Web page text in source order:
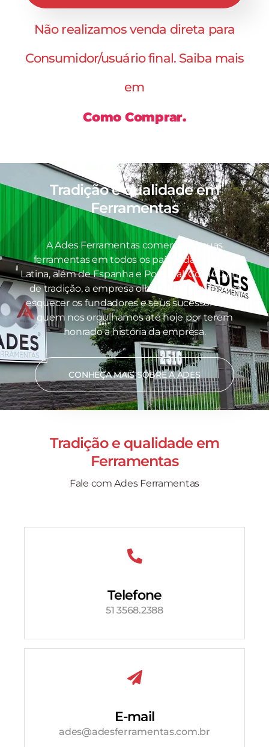
Não realizamos venda direta para
Consumidor/usuário final. Saiba mais
em
Como Comprar.
Tradição e qualidade em
Ferramentas
A Ades Ferramentas comercializa suas
ferramentas em todos os países da América
Latina, além de Espanha e Portugal. Com 70 anos
de tradição, a empresa olha para o futuro sem
esquecer os fundadores e seus sucessores, por
quem nos orgulhamos até hoje por terem
honrado a história da empresa.
CONHEÇA MAIS SOBRE A ADES
Tradição e qualidade em
Ferramentas
Fale com Ades Ferramentas
Telefone
51 3568.2388
E-mail
ades@adesferramentas.com.br